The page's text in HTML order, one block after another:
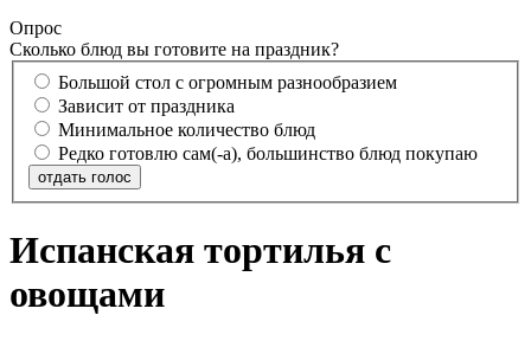
Опрос
Сколько блюд вы готовите на праздник?
Большой стол с огромным разнообразием
Зависит от праздника
Минимальное количество блюд
Редко готовлю сам(-а), большинство блюд покупаю
отдать голос
Испанская тортилья с
овощами